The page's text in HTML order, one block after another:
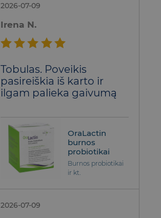
2026-07-09
Irena N.
5iš 5
Tobulas. Poveikis
pasireiškia iš karto ir
ilgam palieka gaivumą
OraLactin
burnos
probiotikai
Burnos probiotikai
ir kt.
2026-07-09